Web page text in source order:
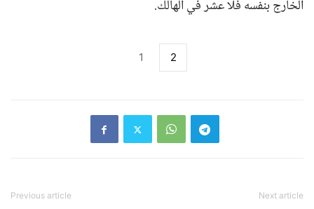
الخارج بنفسه فلا عشر في الهالك.
1 2
Previous article Next article